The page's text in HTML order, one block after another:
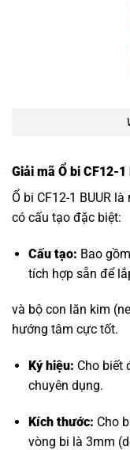
Giải mã Ổ bi CF12-1
Ổ bi CF12-1 BUUR
có cấu tạo đặc biệt:
Cấu tạo: Bao
tích hợp sẵn để
và bộ con lăn kim
hướng tâm cực tốt.
Ký hiệu: Cho biết
chuyên dụng.
Kích thước: Cho
vòng bi là 3mm